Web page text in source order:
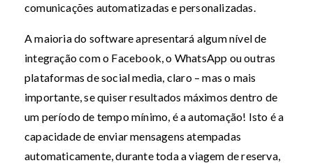
comunicações automatizadas e personalizadas.
A maioria do software apresentará algum nível de
integração com o Facebook, o WhatsApp ou outras
plataformas de social media, claro – mas o mais
importante, se quiser resultados máximos dentro de
um período de tempo mínimo, é a automação! Isto é a
capacidade de enviar mensagens atempadas
automaticamente, durante toda a viagem de reserva,